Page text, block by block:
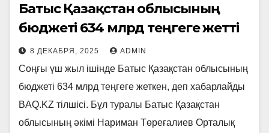
Батыс Қазақстан облысының
бюджеті 634 млрд теңгеге жетті
8 ДЕКАБРЯ, 2025 ADMIN
Соңғы үш жыл ішінде Батыс Қазақстан облысының
бюджеті 634 млрд теңгеге жеткен, деп хабарлайды
BAQ.KZ тілшісі. Бұл туралы Батыс Қазақстан
облысының әкімі Нариман Төреғалиев Орталық